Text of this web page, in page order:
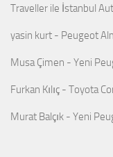
Traveller ile İstanbul
yasin kurt - Peugeot
Musa Çimen - Yeni
Furkan Kılıç - Toyota
Murat Balçık - Yeni